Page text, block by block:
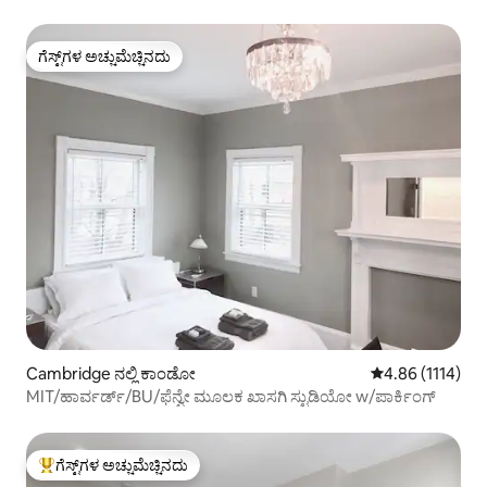
ಗೆಸ್ಟ್‌ಗಳ ಅಚ್ಚುಮೆಚ್ಚಿನದು
ಗೆಸ್ಟ್‌ಗಳ ಅಚ್ಚುಮೆಚ್ಚಿನದು
Cambridge ನಲ್ಲಿ ಕಾಂಡೋ 5 ರಲ್ಲಿ 4.86
4.86 (1114)
MIT/ಹಾರ್ವರ್ಡ್/BU/ಫೆನ್ವೇ ಮೂಲಕ ಖಾಸಗಿ ಸ್ಟುಡಿಯೋ w/ಪಾರ್ಕಿಂಗ್
ಗೆಸ್ಟ್‌ಗಳಿಗೆ ಅತಿ ಹೆಚ್ಚು ಅಚ್ಚುಮೆಚ್ಚಿನದು
ಗೆಸ್ಟ್‌ಗಳ ಅಚ್ಚುಮೆಚ್ಚಿನದು